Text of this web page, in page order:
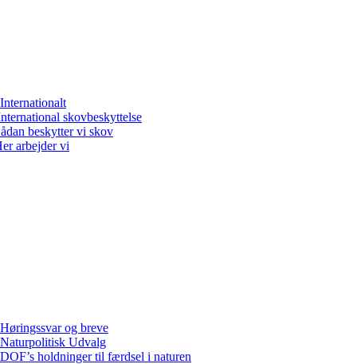
Internationalt
skovbeskyttelse
beskytter vi skov
arbejder vi
Høringssvar og breve
Naturpolitisk Udvalg
DOF’s holdninger til færdsel i naturen